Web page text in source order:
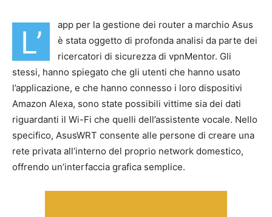
L’
app per la gestione dei router a marchio Asus
è stata oggetto di profonda analisi da parte dei
ricercatori di sicurezza di vpnMentor. Gli
stessi, hanno spiegato che gli utenti che hanno usato
l’applicazione, e che hanno connesso i loro dispositivi
Amazon Alexa, sono state possibili vittime sia dei dati
riguardanti il Wi-Fi che quelli dell’assistente vocale. Nello
specifico, AsusWRT consente alle persone di creare una
rete privata all’interno del proprio network domestico,
offrendo un’interfaccia grafica semplice.